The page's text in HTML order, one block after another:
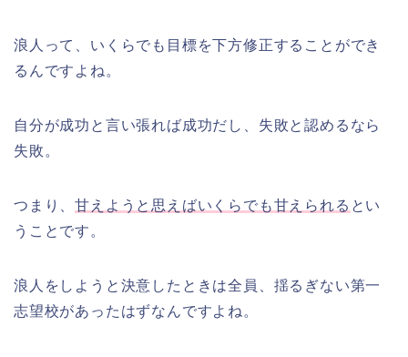
浪人って、いくらでも目標を下方修正することができ
るんですよね。
自分が成功と言い張れば成功だし、失敗と認めるなら
失敗。
つまり、甘えようと思えばいくらでも甘えられる とい
うことです。
浪人をしようと決意したときは全員、揺るぎない第一
志望校があったはずなんですよね。